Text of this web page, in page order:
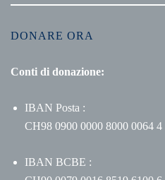
DONARE ORA
Conti di donazione:
IBAN Posta :
CH98 0900 0000 8000 0064 4
IBAN BCBE :